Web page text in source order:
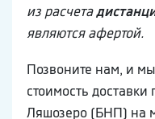
из расчета
являются афертой.
Позвоните нам, и
стоимость
Ляшозеро (БНП) на